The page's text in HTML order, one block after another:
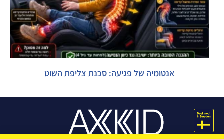
אנטומיה של פגיעה: סכנת צליפת השוט